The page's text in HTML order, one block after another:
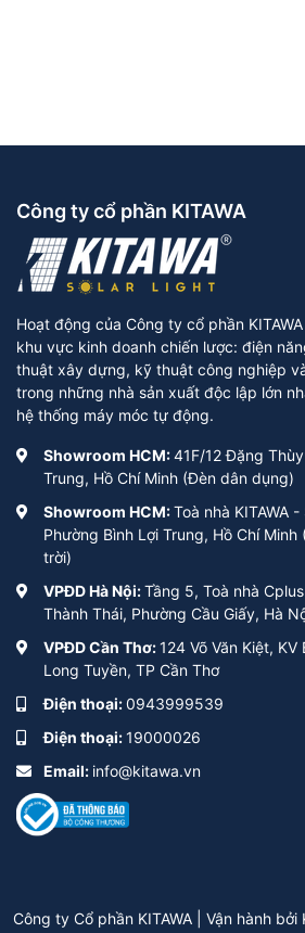
Công ty cổ phần KITAWA
Hoạt động của Công ty cổ phần
khu vực kinh doanh chiến lược: điện
thuật xây dựng, kỹ thuật công nghiệp
trong những nhà sản xuất độc lập lớn
hệ thống máy móc tự động.
Showroom HCM:41F/12 Đặng
Trung, Hồ Chí Minh (Đèn dân dụng)
Showroom HCM:Toà nhà KITAWA
Phường Bình Lợi Trung, Hồ Chí
trời)
VPĐD Hà Nội:Tầng 5, Toà nhà
Thành Thái, Phường Cầu Giấy, Hà
VPĐD Cần Thơ:124 Võ Văn Kiệt,
Long Tuyền, TP Cần Thơ
Điện thoại:0943999539
Điện thoại:19000026
Email: info@kitawa.vn
Công ty Cổ phần KITAWA | Vận hành bởi